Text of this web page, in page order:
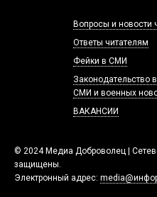
© 2024 Медиа Доброволец |
защищены.
Электронный адрес:
Вопросы и новости
Ответы читателям
Фейки в СМИ
Законодательство
СМИ и военных
ВАКАНСИИ